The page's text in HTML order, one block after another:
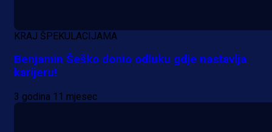
KRAJ ŠPEKULACIJAMA
Benjamin Šeško donio odluku gdje nastavlja
karijeru!
3 godina 11 mjesec